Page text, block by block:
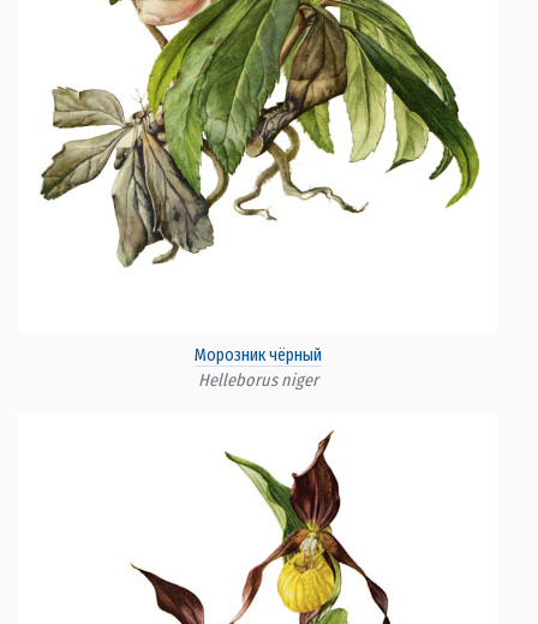
Морозник чёрный
Helleborus niger